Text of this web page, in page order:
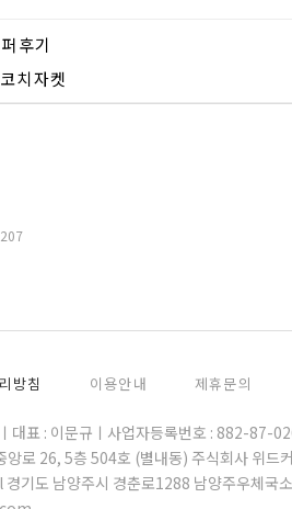
후기
치자켓
방침 이용안내 제휴문의
대표 : 이문규ㅣ사업자등록번호 : 882-87-
앙로 26, 5층 504호 (별내동) 주식회사 위드
경기도 남양주시 경춘로1288 남양주우체국